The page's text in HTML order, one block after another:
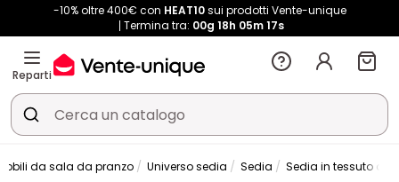
-10% oltre 400€ con HEAT10sui prodotti Vente-unique
Termina tra: 00g 18h 05m 17s
Reparti
da sala da pranzo Universo sedia Sedia Sedia in tessuto